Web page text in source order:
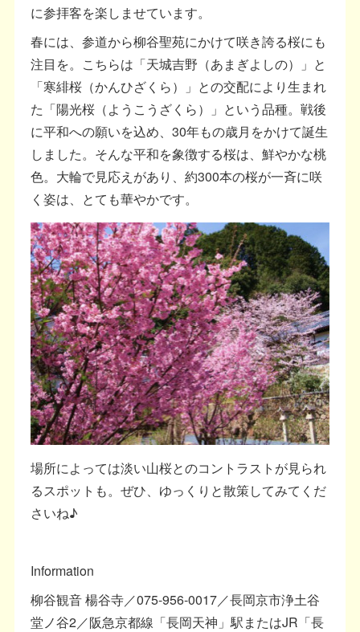
に参拝客を楽しませています。
春には、参道から柳谷聖苑にかけて咲き誇る桜にも
注目を。こちらは「天城吉野（あまぎよしの）」と
「寒緋桜（かんひざくら）」との交配により生まれ
た「陽光桜（ようこうざくら）」という品種。戦後
に平和への願いを込め、30年もの歳月をかけて誕生
しました。そんな平和を象徴する桜は、鮮やかな桃
色。大輪で見応えがあり、約300本の桜が一斉に咲
く姿は、とても華やかです。
場所によっては淡い山桜とのコントラストが見られ
るスポットも。ぜひ、ゆっくりと散策してみてくだ
さいね♪
Information
柳谷観音 楊谷寺／075-956-0017／長岡京市浄土谷
堂ノ谷2／阪急京都線「長岡天神」駅またはJR「長